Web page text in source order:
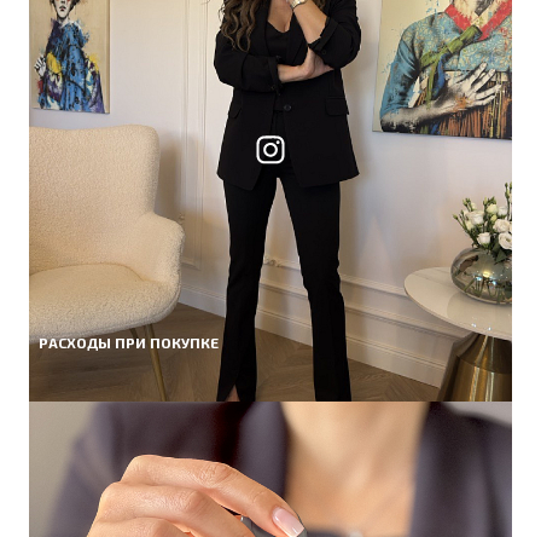
РАСХОДЫ ПРИ ПОКУПКЕ